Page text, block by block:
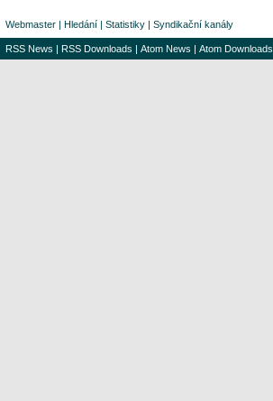
Webmaster | Hledání | Statistiky | Syndikační kanály
RSS News | RSS Downloads | Atom News | Atom Downloads